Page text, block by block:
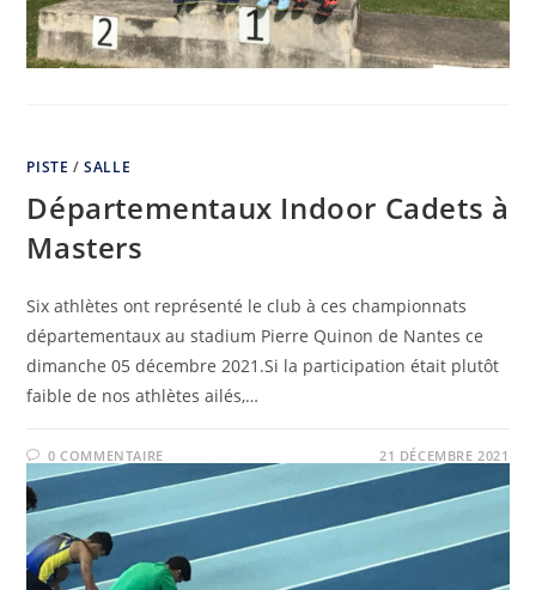
PISTE /SALLE
Départementaux Indoor Cadets à
Masters
Six athlètes ont représenté le club à ces championnats
départementaux au stadium Pierre Quinon de Nantes ce
dimanche 05 décembre 2021.Si la participation était plutôt
faible de nos athlètes ailés,…
0 COMMENTAIRE 21 DÉCEMBRE 2021